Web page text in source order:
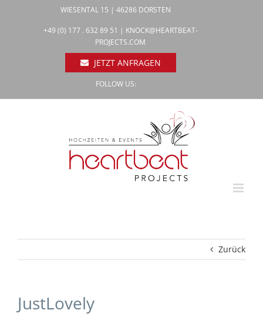
WIESENTAL 15 | 46286 DORSTEN
+49 (0) 177 . 632 89 51 | KNOCK@HEARTBEAT-
PROJECTS.COM
JETZT ANFRAGEN
FOLLOW US:
Zurück
JustLovely